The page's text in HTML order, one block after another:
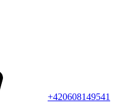
+420608149541